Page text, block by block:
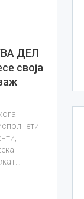
ДЕЛ
своја